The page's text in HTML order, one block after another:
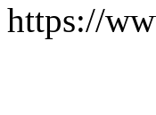
https://